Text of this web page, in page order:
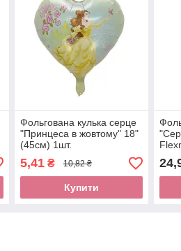
Фольгована кулька серце
"Принцеса в жовтому" 18"
(45см) 1шт.
5,41₴ 10,82 ₴
Купити